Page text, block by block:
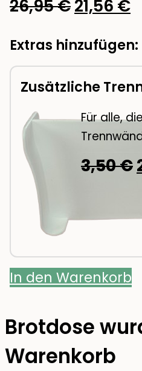
26,95€
war:
26,95 €
21,56 €
Extras hinzufügen:
Zusätzliche
Für alle,
3,50€
In den Warenkorb
Brotdose wurde zum
Warenkorb